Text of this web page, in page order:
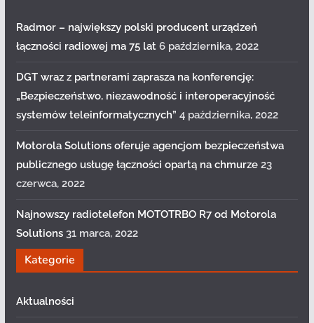
Radmor – największy polski producent urządzeń
łączności radiowej ma 75 lat 6 października, 2022
DGT wraz z partnerami zaprasza na konferencję:
„Bezpieczeństwo, niezawodność i interoperacyjność
systemów teleinformatycznych” 4 października, 2022
Motorola Solutions oferuje agencjom bezpieczeństwa
publicznego usługę łączności opartą na chmurze 23
czerwca, 2022
Najnowszy radiotelefon MOTOTRBO R7 od Motorola
Solutions 31 marca, 2022
Kategorie
Aktualności